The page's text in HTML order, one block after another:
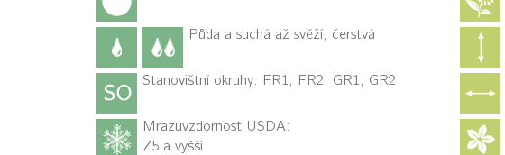
Půda a suchá až svěží, čerstvá
Stanovištní okruhy: FR1, FR2, GR1, GR2
Mrazuvzdornost USDA:
Z5 a vyšší